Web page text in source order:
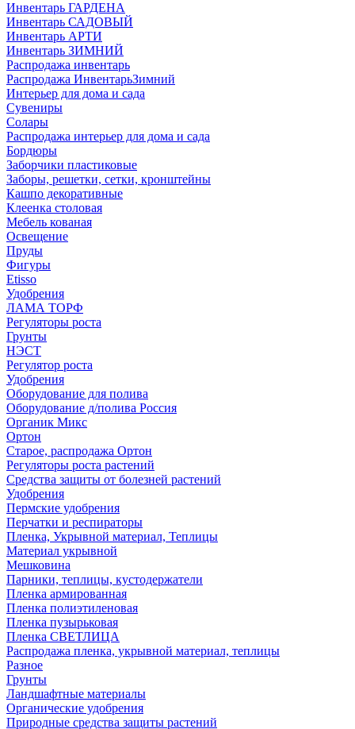
Инвентарь ГАРДЕНА
Инвентарь САДОВЫЙ
Инвентарь АРТИ
Инвентарь ЗИМНИЙ
Распродажа инвентарь
Распродажа ИнвентарьЗимний
Интерьер для дома и сада
Сувениры
Солары
Распродажа интерьер для дома и сада
Бордюры
Заборчики пластиковые
Заборы, решетки, сетки, кронштейны
Кашпо декоративные
Клеенка столовая
Мебель кованая
Освещение
Пруды
Фигуры
Etisso
Удобрения
ЛАМА ТОРФ
Регуляторы роста
Грунты
НЭСТ
Регулятор роста
Удобрения
Оборудование для полива
Оборудование д/полива Россия
Органик Микс
Ортон
Старое, распродажа Ортон
Регуляторы роста растений
Средства защиты от болезней растений
Удобрения
Пермские удобрения
Перчатки и респираторы
Пленка, Укрывной материал, Теплицы
Материал укрывной
Мешковина
Парники, теплицы, кустодержатели
Пленка армированная
Пленка полиэтиленовая
Пленка пузырьковая
Пленка СВЕТЛИЦА
Распродажа пленка, укрывной материал, теплицы
Разное
Грунты
Ландшафтные материалы
Органические удобрения
Природные средства защиты растений